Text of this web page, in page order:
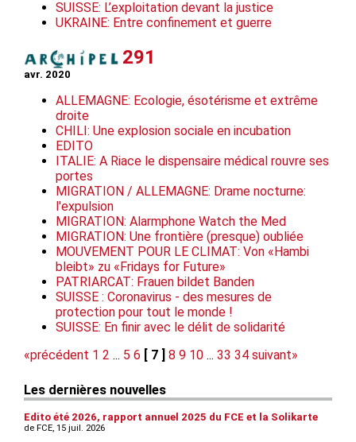
SUISSE: L’exploitation devant la justice
UKRAINE: Entre confinement et guerre
291
avr. 2020
ALLEMAGNE: Ecologie, ésotérisme et extrême
droite
CHILI: Une explosion sociale en incubation
EDITO
ITALIE: A Riace le dispensaire médical rouvre ses
portes
MIGRATION / ALLEMAGNE: Drame nocturne:
l'expulsion
MIGRATION: Alarmphone Watch the Med
MIGRATION: Une frontière (presque) oubliée
MOUVEMENT POUR LE CLIMAT: Von «Hambi
bleibt» zu «Fridays for Future»
PATRIARCAT: Frauen bildet Banden
SUISSE : Coronavirus - des mesures de
protection pour tout le monde !
SUISSE: En finir avec le délit de solidarité
«précédent 1 2 ... 5 6 [ 7 ] 8 9 10 ... 33 34 suivant»